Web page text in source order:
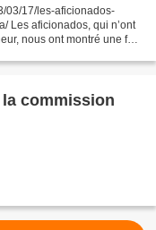
03/17/les-aficionados-
Les aficionados, qui n’ont
nous ont montré une fois
commission